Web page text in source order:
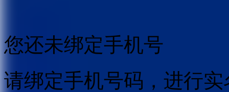
您还未绑定手机号
请绑定手机号码，进行